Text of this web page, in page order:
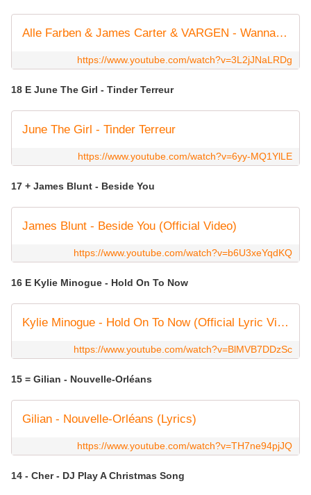
Alle Farben & James Carter & VARGEN - Wanna Dance (Official Music Video)
https://www.youtube.com/watch?v=3L2jJNaLRDg
18 E June The Girl - Tinder Terreur
June The Girl - Tinder Terreur
https://www.youtube.com/watch?v=6yy-MQ1YlLE
17 + James Blunt - Beside You
James Blunt - Beside You (Official Video)
https://www.youtube.com/watch?v=b6U3xeYqdKQ
16 E Kylie Minogue - Hold On To Now
Kylie Minogue - Hold On To Now (Official Lyric Video)
https://www.youtube.com/watch?v=BlMVB7DDzSc
15 = Gilian - Nouvelle-Orléans
Gilian - Nouvelle-Orléans (Lyrics)
https://www.youtube.com/watch?v=TH7ne94pjJQ
14 - Cher - DJ Play A Christmas Song